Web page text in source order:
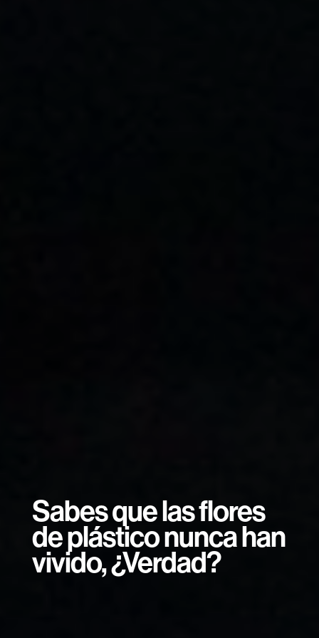
Sabes que las flores
de plástico nunca han
vivido, ¿Verdad?